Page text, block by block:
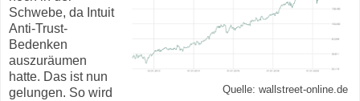
Quelle: wallstreet-online.de
Schwebe, da Intuit
Anti-Trust-
Bedenken
auszuräumen
hatte. Das ist nun
gelungen. So wird